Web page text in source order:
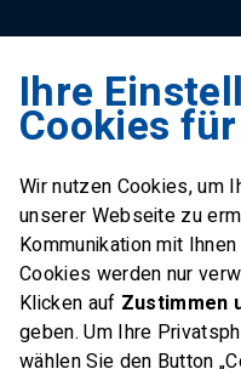
Swiss
E-Mail
team.ch
Ihre
Cookies
Wir nutzen Cookies, um
unserer Webseite zu
Kommunikation mit
Cookies werden nur
Klicken auf Zustimmen
geben. Um Ihre
wählen Sie den Button